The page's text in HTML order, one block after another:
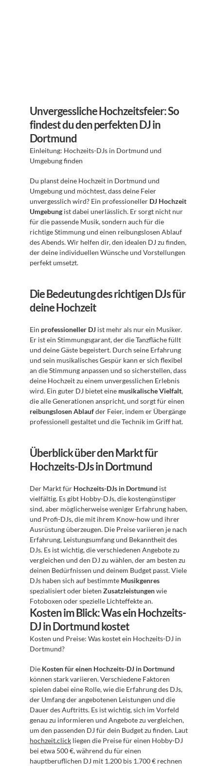
Unvergessliche Hochzeitsfeier: So
findest du den perfekten DJ in
Dortmund
Einleitung: Hochzeits-DJs in Dortmund und
Umgebung finden
Du planst deine Hochzeit in Dortmund und
Umgebung und möchtest, dass deine Feier
unvergesslich wird? Ein professioneller DJ Hochzeit
Umgebung ist dabei unerlässlich. Er sorgt nicht nur
für die passende Musik, sondern auch für die
richtige Stimmung und einen reibungslosen Ablauf
des Abends. Wir helfen dir, den idealen DJ zu finden,
der deine individuellen Wünsche und Vorstellungen
perfekt umsetzt.
Die Bedeutung des richtigen DJs für
deine Hochzeit
Ein professioneller DJ ist mehr als nur ein Musiker.
Er ist ein Stimmungsgarant, der die Tanzfläche füllt
und deine Gäste begeistert. Durch seine Erfahrung
und sein musikalisches Gespür kann er sich flexibel
an die Stimmung anpassen und so sicherstellen, dass
deine Hochzeit zu einem unvergesslichen Erlebnis
wird. Ein guter DJ bietet eine musikalische Vielfalt,
reibungslosen Ablauf der Feier, indem er Übergänge
professionell gestaltet und die Technik im Griff hat.
Überblick über den Markt für
Hochzeits-DJs in Dortmund
Der Markt für Hochzeits-DJs in Dortmund ist
vielfältig. Es gibt Hobby-DJs, die kostengünstiger
sind, aber möglicherweise weniger Erfahrung haben,
und Profi-DJs, die mit ihrem Know-how und ihrer
Ausrüstung überzeugen. Die Preise variieren je nach
Erfahrung, Leistungsumfang und Bekanntheit des
DJs. Es ist wichtig, die verschiedenen Angebote zu
vergleichen und den DJ zu wählen, der am besten zu
deinen Bedürfnissen und deinem Budget passt. Viele
DJs haben sich auf bestimmte Musikgenres
spezialisiert oder bieten Zusatzleistungen wie
Fotoboxen oder spezielle Lichteffekte an.
Kosten im Blick: Was ein Hochzeits-
DJ in Dortmund kostet
Kosten und Preise: Was kostet ein Hochzeits-DJ in
Dortmund?
Die Kosten für einen Hochzeits-DJ in Dortmund
können stark variieren. Verschiedene Faktoren
spielen dabei eine Rolle, wie die Erfahrung des DJs,
der Umfang der angebotenen Leistungen und die
Dauer des Auftritts. Es ist wichtig, sich im Vorfeld
genau zu informieren und Angebote zu vergleichen,
hochzeit.click liegen die Preise für einen Hobby-DJ
bei etwa 500 €, während du für einen
hauptberuflichen DJ mit 1.200 bis 1.700 € rechnen